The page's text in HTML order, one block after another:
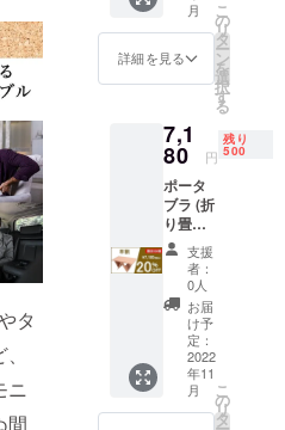
タ
ニ
間
8,980円
（税込
み）で
売する
場合の
予定価
格から
【30％
オフ】
となり
ます。
ご支援
額は全
て送料
込みの
価格で
す。 ※
支援額
が予想
Nothing
です。
目標を
達成し
た場合
ターン
をお届
けでき
ます。
応援よ
ろしく
お願い
いたし
ます。
達成し
た場合
の販売
予定価
格は
8,980円
（税込
月
詳細を見る
こ
の
リ
タ
ー
ン
を
選
択
す
る
7,1
80 円
残り
500
ポータ
ブラ (折
り畳み
コルク
マルチ
テーブ
ル) ×1個
本プロ
ジェク
トはAll
Nothing
です。
支援
者：
0人
お届
け予
定：
2022
年11
月
こ
の
リ
タ